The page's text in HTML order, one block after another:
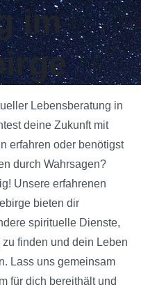
im
Lebensberatung in
deine Zukunft mit
erfahren oder benötigst
durch Wahrsagen?
Unsere erfahrenen
bieten dir
spirituelle Dienste,
finden und dein Leben
Lass uns gemeinsam
für dich bereithält und